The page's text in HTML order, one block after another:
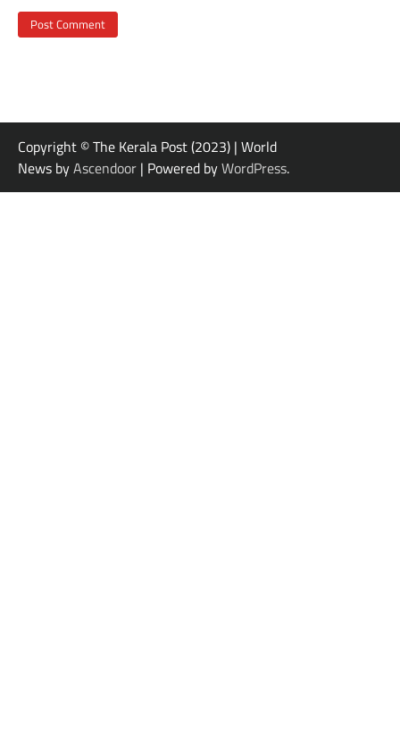
Copyright © The Kerala Post (2023) | World
News byAscendoor | Powered byWordPress.